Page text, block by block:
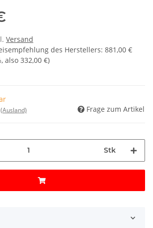
Versand
des Herstellers: 881,00 €
, also 332,00 €)
(Ausland) Frage zum Artikel
Stk